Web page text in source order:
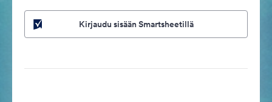
Kirjaudu sisään Smartsheetillä